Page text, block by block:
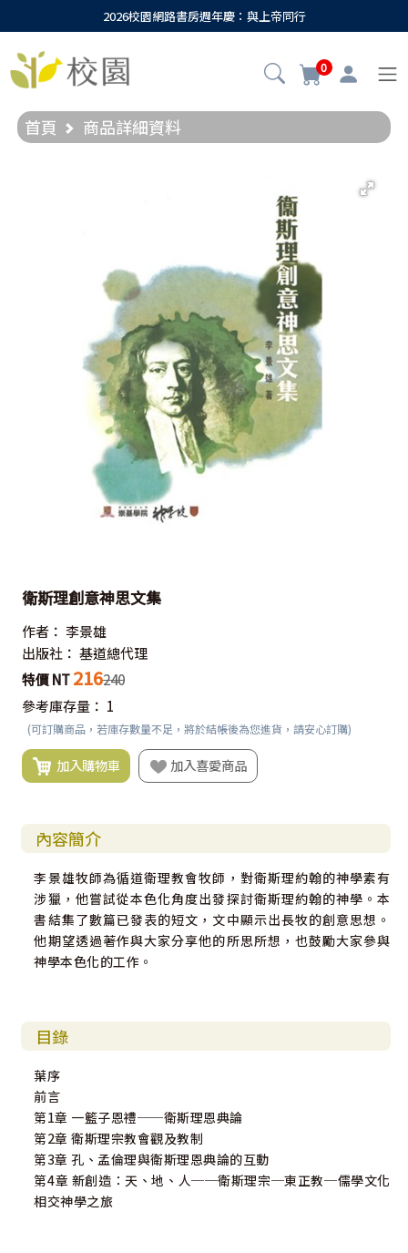
2026校園網路書房週年慶：與上帝同行
0
首頁 商品詳細資料
衛斯理創意神思文集
作者： 李景雄
出版社： 基道總代理
特價 NT 216240
參考庫存量： 1
(可訂購商品，若庫存數量不足，將於結帳後為您進貨，請安心訂購)
加入購物車 加入喜愛商品
內容簡介
李景雄牧師為循道衛理教會牧師，對衛斯理約翰的神學素有
涉獵，他嘗試從本色化角度出發探討衛斯理約翰的神學。本
書結集了數篇已發表的短文，文中顯示出長牧的創意思想。
他期望透過著作與大家分享他的所思所想，也鼓勵大家參與
神學本色化的工作。
目錄
葉序
前言
第1章 一籃子恩禮──衛斯理恩典論
第2章 衛斯理宗教會觀及教制
第3章 孔、孟倫理與衛斯理恩典論的互動
第4章 新創造：天、地、人──衛斯理宗─東正教─儒學文化
相交神學之旅